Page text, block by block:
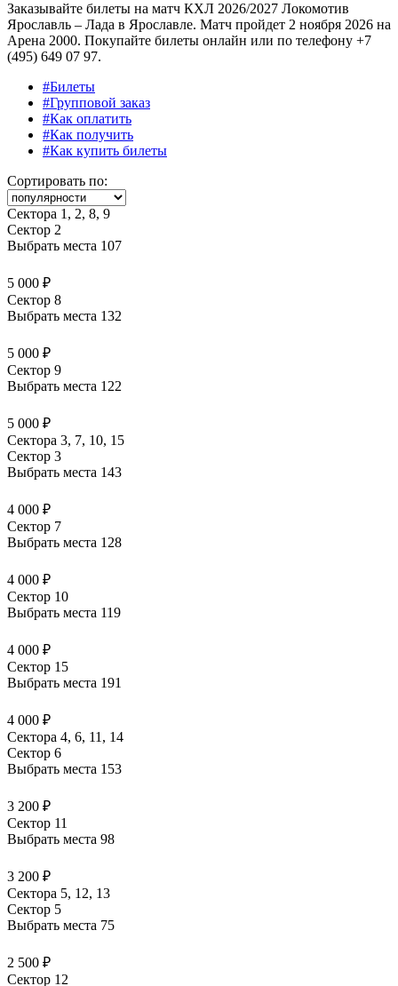
Заказывайте билеты на матч КХЛ 2026/2027 Локомотив
Ярославль – Лада в Ярославле. Матч пройдет 2 ноября 2026 на
Арена 2000. Покупайте билеты онлайн или по телефону +7
(495) 649 07 97.
#Билеты
#Групповой заказ
#Как оплатить
#Как получить
#Как купить билеты
Сортировать по:
Сектора 1, 2, 8, 9
Сектор 2
Выбрать места 107
5 000 ₽
Сектор 8
Выбрать места 132
5 000 ₽
Сектор 9
Выбрать места 122
5 000 ₽
Сектора 3, 7, 10, 15
Сектор 3
Выбрать места 143
4 000 ₽
Сектор 7
Выбрать места 128
4 000 ₽
Сектор 10
Выбрать места 119
4 000 ₽
Сектор 15
Выбрать места 191
4 000 ₽
Сектора 4, 6, 11, 14
Сектор 6
Выбрать места 153
3 200 ₽
Сектор 11
Выбрать места 98
3 200 ₽
Сектора 5, 12, 13
Сектор 5
Выбрать места 75
2 500 ₽
Сектор 12